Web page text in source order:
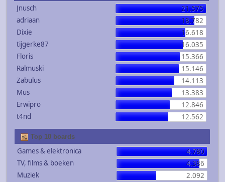
Jnusch
21.575
adriaan
18.782
Dixie
16.618
tijgerke87
16.035
Floris
15.366
Ralmuski
15.146
Zabulus
14.113
Mus
13.383
Erwipro
12.846
t4nd
12.562
Top 10 boards
Games & elektronica
4.780
TV, films & boeken
4.386
Muziek
2.092